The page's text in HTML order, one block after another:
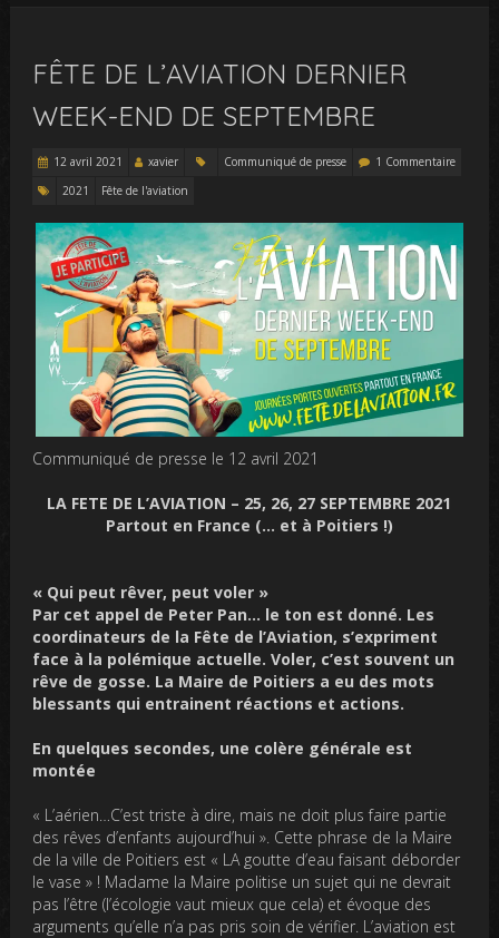
FÊTE DE L’AVIATION DERNIER
WEEK-END DE SEPTEMBRE
12 avril 2021 xavier Communiqué de presse
1 Commentaire
2021
Fête de l'aviation
Communiqué de presse le 12 avril 2021
LA FETE DE L’AVIATION – 25, 26, 27 SEPTEMBRE 2021
Partout en France (… et à Poitiers !)
« Qui peut rêver, peut voler »
Par cet appel de Peter Pan… le ton est donné. Les
coordinateurs de la Fête de l’Aviation, s’expriment
face à la polémique actuelle. Voler, c’est souvent un
rêve de gosse. La Maire de Poitiers a eu des mots
blessants qui entrainent réactions et actions.
En quelques secondes, une colère générale est
montée
« L’aérien…C’est triste à dire, mais ne doit plus faire partie
des rêves d’enfants aujourd’hui ». Cette phrase de la Maire
de la ville de Poitiers est « LA goutte d’eau faisant déborder
le vase » ! Madame la Maire politise un sujet qui ne devrait
pas l’être (l’écologie vaut mieux que cela) et évoque des
arguments qu’elle n’a pas pris soin de vérifier. L’aviation est